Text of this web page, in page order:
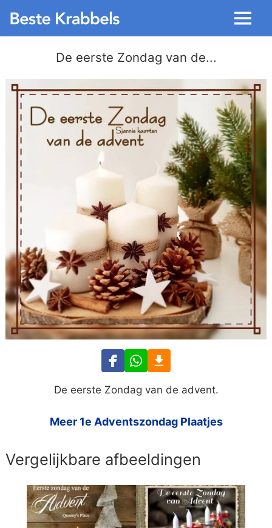
Menu
De eerste Zondag van de...
De eerste Zondag van de advent.
Meer 1e Adventszondag Plaatjes
Vergelijkbare afbeeldingen